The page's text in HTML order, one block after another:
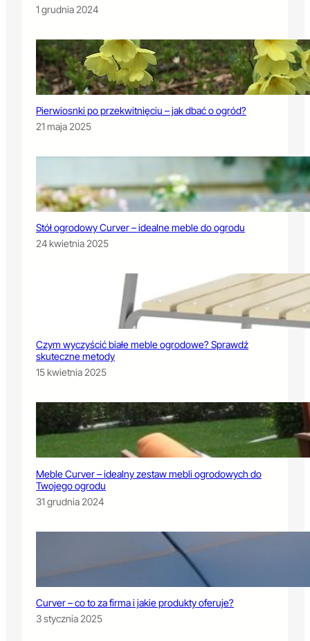
1 grudnia 2024
Pierwiosnki po przekwitnięciu – jak dbać o ogród?
21 maja 2025
Stół ogrodowy Curver – idealne meble do ogrodu
24 kwietnia 2025
Czym wyczyścić białe meble ogrodowe? Sprawdź
skuteczne metody
15 kwietnia 2025
Meble Curver – idealny zestaw mebli ogrodowych do
Twojego ogrodu
31 grudnia 2024
Curver – co to za firma i jakie produkty oferuje?
3 stycznia 2025